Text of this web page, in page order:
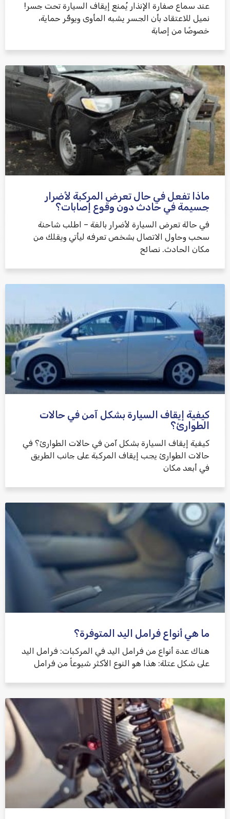
عند سماع صفارة الإنذار يُمنع إيقاف السيارة تحت جسر!
نميل للاعتقاد بأن الجسر يشبه المأوى ويوفّر حماية،
خصوصًا من إصابة
ماذا تفعل في حال تعرض المركبة لأضرار
جسيمة في حادث دون وقوع إصابات؟
في حالة تعرض السيارة لأضرار بالغة – اطلب شاحنة
سحب وحاول الاتصال بشخص تعرفه ليأتي ويقلك من
مكان الحادث. نصائح
كيفية إيقاف السيارة بشكل آمن في حالات
الطوارئ؟
كيفية إيقاف السيارة بشكل آمن في حالات الطوارئ؟ في
حالات الطوارئ يجب إيقاف المركبة على جانب الطريق
في أبعد مكان
ما هي أنواع فرامل اليد المتوفرة؟
هناك عدة أنواع من فرامل اليد في المركبات: فرامل اليد
على شكل عتلة: هذا هو النوع الأكثر شيوعاً من فرامل